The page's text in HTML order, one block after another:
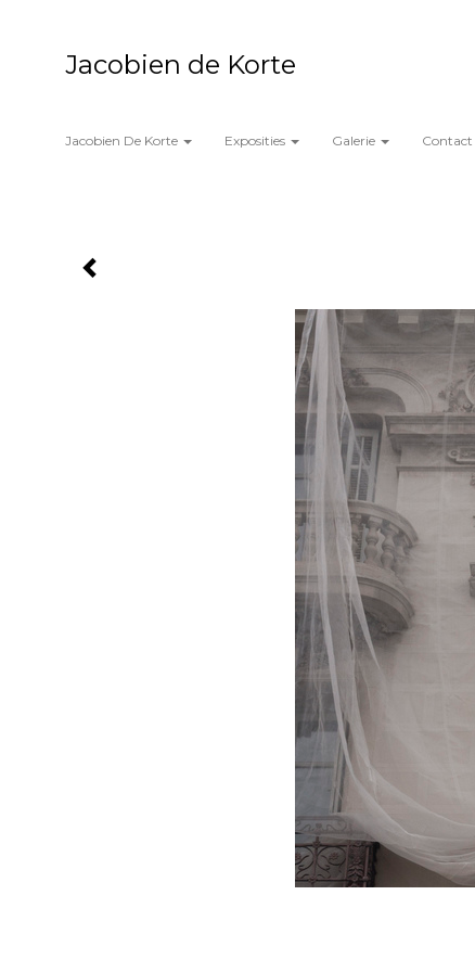
Jacobien de Korte
Jacobien De Korte Exposities Galerie Contact